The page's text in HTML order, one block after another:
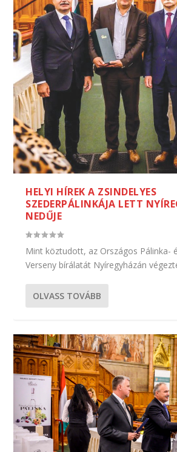
HELYI HÍREK A ZSINDELYES
SZEDERPÁLINKÁJA LETT
NEDŰJE
Mint köztudott, az Országos Pálinka-
Verseny bírálatát Nyíregyházán
OLVASS TOVÁBB